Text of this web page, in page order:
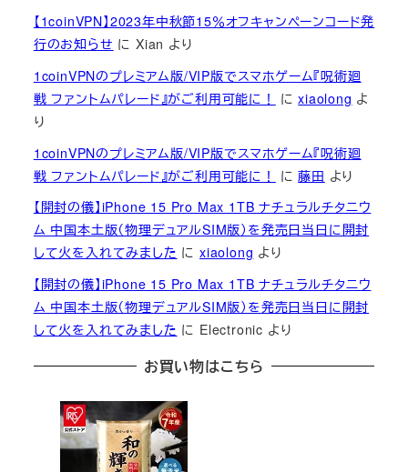
【1coinVPN】2023年中秋節15％オフキャンペーンコード発
行のお知らせ にXian より
1coinVPNのプレミアム版/VIP版でスマホゲーム『呪術廻
戦 ファントムパレード』がご利用可能に！
にxiaolong よ
り
1coinVPNのプレミアム版/VIP版でスマホゲーム『呪術廻
戦 ファントムパレード』がご利用可能に！
に藤田 より
【開封の儀】iPhone 15 Pro Max 1TB ナチュラルチタニウ
ム 中国本土版（物理デュアルSIM版）を発売日当日に開封
して火を入れてみました にxiaolong より
【開封の儀】iPhone 15 Pro Max 1TB ナチュラルチタニウ
ム 中国本土版（物理デュアルSIM版）を発売日当日に開封
して火を入れてみました に Electronic より
お買い物はこちら